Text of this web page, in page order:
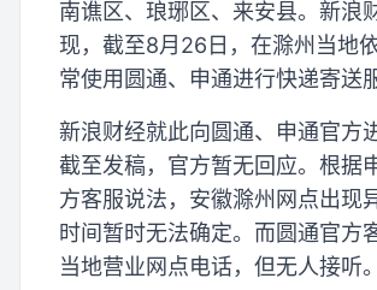
南谯区、琅琊区、来安县。新浪
现，截至8月26日，在滁州当地
常使用圆通、申通进行快递寄送
新浪财经就此向圆通、申通官方
截至发稿，官方暂无回应。根据
方客服说法，安徽滁州网点出现
时间暂时无法确定。而圆通官方
当地营业网点电话，但无人接听。